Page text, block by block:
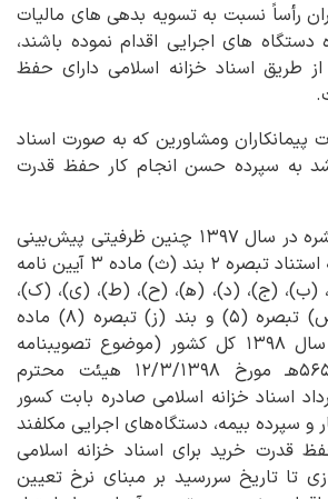
رأساً نسبت به تسویه بدهی های مالیات
دستگاه های اجرایی اقدام نموده باشند،
طریق اسناد خزانه اسلامی دارای حفظ
پیمانکاران ومشاورین که به صورت اسناد
به سپرده حسن انجام کار حفظ قدرت
برای اسناد خزانه منتشره در سال ۱۳۹۷ چنین ظرفیتی پیش‌بینی
نشده است. لیکن به استناد تبصره ۲ بند (ث) ماده ۳ آیین نامه
(ب)، (ج)، (د)، (ه‍)، (ح)، (ط)، (ی)، (ک)،
(ل)، (ن)، (ف) و (ص) تبصره (۵) و بند (ز) تبصره (۸) ماده
واحده قانون بودجه سال ۱۳۹۸ کل کشور (موضوع تصویب‎نامه
شماره ۲۹۵۰۴/ت۵۶۵۹۷هـ مورخ ۱۲/۳/۱۳۹۸ هیئت محترم
اسناد خزانه اسلامی صادره بابت کسور
سپرده بیمه، دستگاه‌های اجرایی مکلفند
قدرت خرید برای اسناد خزانه اسلامی
تا تاریخ سررسید بر مبنای نرخ تعیین